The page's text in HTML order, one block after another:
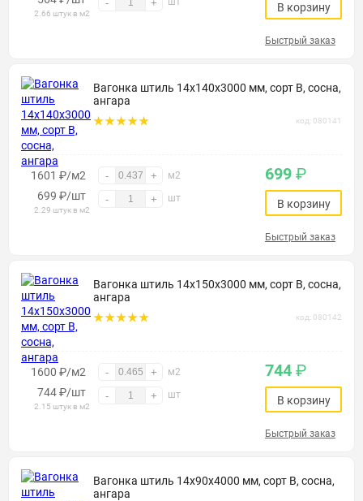
2.66 штук в м2
- + В корзину
Быстрый заказ
Вагонка штиль 14х140х3000 мм, сорт В, сосна,
ангара
код: 080141
1601 ₽/м2 - + м2
699 ₽/шт
2.29 штук в м2
- + шт
699 ₽
В корзину
Быстрый заказ
Вагонка штиль 14х150х3000 мм, сорт В, сосна,
ангара
код: 080142
1600 ₽/м2 - + м2
744₽/шт
2.15 штук в м2
- + шт
744 ₽
В корзину
Быстрый заказ
Вагонка штиль 14х90х4000 мм, сорт В, сосна,
ангара